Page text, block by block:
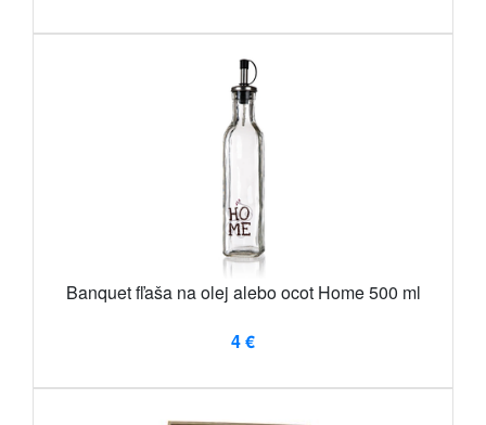
Banquet fľaša na olej alebo ocot Home 500 ml
4 €